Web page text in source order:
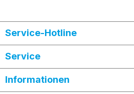
Service-Hotline
Service
Informationen